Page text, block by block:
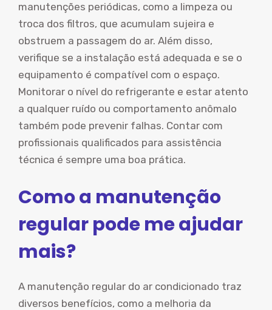
manutenções periódicas, como a limpeza ou
troca dos filtros, que acumulam sujeira e
obstruem a passagem do ar. Além disso,
verifique se a instalação está adequada e se o
equipamento é compatível com o espaço.
Monitorar o nível do refrigerante e estar atento
a qualquer ruído ou comportamento anômalo
também pode prevenir falhas. Contar com
profissionais qualificados para assistência
técnica é sempre uma boa prática.
Como a manutenção
regular pode me ajudar
mais?
A manutenção regular do ar condicionado traz
diversos benefícios, como a melhoria da